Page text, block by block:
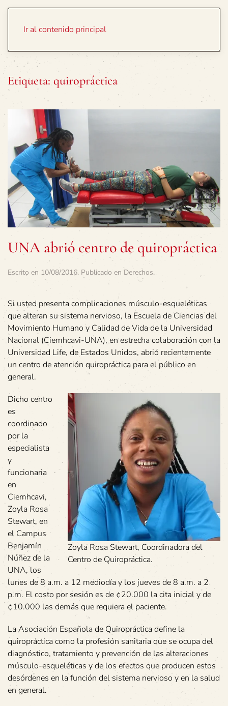
Ir al contenido principal
Etiqueta: quiropráctica
UNA abrió centro de quiropráctica
Escrito en 10/08/2016. Publicado en Derechos.
Si usted presenta complicaciones músculo-esqueléticas
que alteran su sistema nervioso, la Escuela de Ciencias del
Movimiento Humano y Calidad de Vida de la Universidad
Nacional (Ciemhcavi-UNA), en estrecha colaboración con la
Universidad Life, de Estados Unidos, abrió recientemente
un centro de atención quiropráctica para el público en
general.
Zoyla Rosa Stewart, Coordinadora del
Centro de Quiropráctica.
Dicho centro
es
coordinado
por la
especialista
y
funcionaria
en
Ciemhcavi,
Zoyla Rosa
Stewart, en
el Campus
Benjamín
Núñez de la
UNA, los
lunes de 8 a.m. a 12 mediodía y los jueves de 8 a.m. a 2
p.m. El costo por sesión es de ¢20.000 la cita inicial y de
¢10.000 las demás que requiera el paciente.
La Asociación Española de Quiropráctica define la
quiropráctica como la profesión sanitaria que se ocupa del
diagnóstico, tratamiento y prevención de las alteraciones
músculo-esqueléticas y de los efectos que producen estos
desórdenes en la función del sistema nervioso y en la salud
en general.